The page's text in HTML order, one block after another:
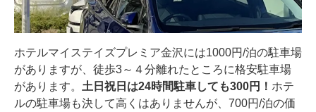
ホテルマイステイズプレミア金沢には1000円/泊の駐車場
がありますが、徒歩3～４分離れたところに格安駐車場
があります。 土日祝日は24時間駐車しても300円！ ホテ
ルの駐車場も決して高くはありませんが、700円/泊の価